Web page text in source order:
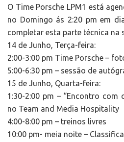
O Time Porsche LPM1 está
no Domingo ás 2:20 pm em
completar esta parte técnica na
14 de Junho, Terça-feira:
2:00-3:00 pm Time Porsche –
5:00-6:30 pm – sessão de
15 de Junho, Quarta-feira:
1:30-2:00 pm – “Encontro com
no Team and Media Hospitality
4:00-8:00 pm – treinos livres
10:00 pm- meia noite –